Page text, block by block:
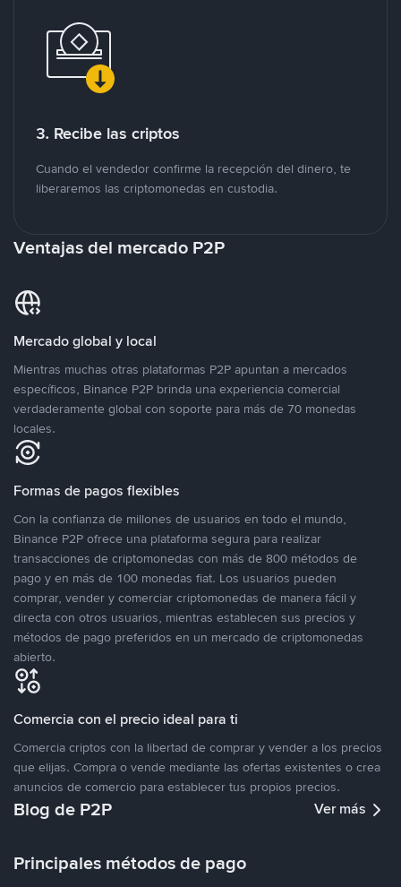
3. Recibe las criptos
Cuando el vendedor confirme la recepción del dinero, te
liberaremos las criptomonedas en custodia.
Ventajas del mercado P2P
Mercado global y local
Mientras muchas otras plataformas P2P apuntan a mercados
específicos, Binance P2P brinda una experiencia comercial
verdaderamente global con soporte para más de 70 monedas
locales.
Formas de pagos flexibles
Con la confianza de millones de usuarios en todo el mundo,
Binance P2P ofrece una plataforma segura para realizar
transacciones de criptomonedas con más de 800 métodos de
pago y en más de 100 monedas fiat. Los usuarios pueden
comprar, vender y comerciar criptomonedas de manera fácil y
directa con otros usuarios, mientras establecen sus precios y
métodos de pago preferidos en un mercado de criptomonedas
abierto.
Comercia con el precio ideal para ti
Comercia criptos con la libertad de comprar y vender a los precios
que elijas. Compra o vende mediante las ofertas existentes o crea
anuncios de comercio para establecer tus propios precios.
Blog de P2P Ver más
Principales métodos de pago